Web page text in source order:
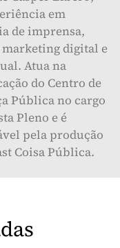
em
de imprensa,
marketing digital e
Atua na
do Centro de
Pública no cargo
Pleno e é
pela produção
Coisa Pública.